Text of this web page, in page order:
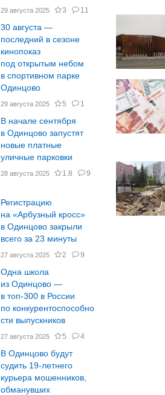
29 августа 2025 3 11
30 августа —
последний в сезоне
кинопоказ
под открытым небом
в спортивном парке
Одинцово
29 августа 2025 5 1
В начале сентября
в Одинцово запустят
новые платные
уличные парковки
28 августа 2025 1.8 9
Регистрацию
на «Арбузный кросс»
в Одинцово закрыли
всего за 23 минуты
27 августа 2025 2 9
Одна школа
из Одинцово —
в топ-300 в России
по конкурентоспособно
сти выпускников
27 августа 2025 5 4
В Одинцово будут
судить 19-летнего
курьера мошенников,
обманувших